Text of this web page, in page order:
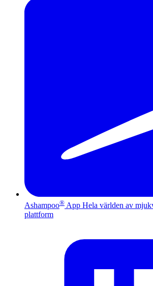
Ashampoo® App Hela världen av
plattform